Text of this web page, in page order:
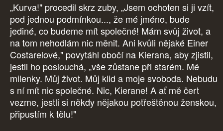
„Kurva!" procedil skrz zuby, „Jsem ochoten si ji vzít,
pod jednou podmínkou..., že mé jméno, bude
jediné, co budeme mít společné! Mám svůj život, a
na tom nehodlám nic měnit. Ani kvůli nějaké Einer
Costarelové," povytáhl obočí na Kierana, aby zjistil,
jestli ho poslouchá, „vše zůstane při starém. Mé
milenky. Můj život. Můj klid a moje svoboda. Nebudu
s ní mít nic společné. Nic, Kierane! A ať mě čert
vezme, jestli si někdy nějakou potřeštěnou ženskou,
připustím k tělu!"